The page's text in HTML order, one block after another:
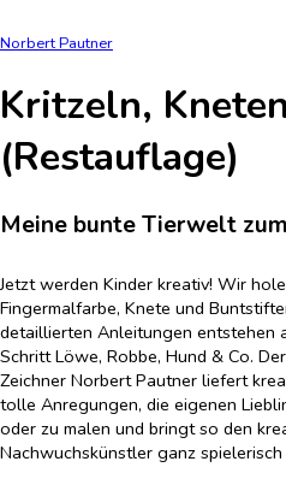
Norbert Pautner
Kritzeln,
(Restauflage)
Meine bunte Tierwelt
Jetzt werden Kinder kreativ! Wir
Fingermalfarbe, Knete und
detaillierten Anleitungen entstehen
Schritt Löwe, Robbe, Hund & Co.
Zeichner Norbert Pautner liefert
tolle Anregungen, die eigenen
oder zu malen und bringt so den
Nachwuchskünstler ganz spielerisch